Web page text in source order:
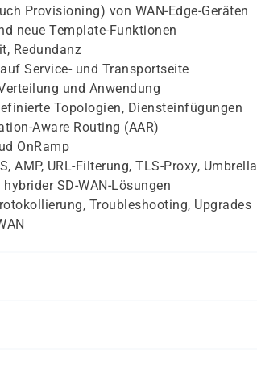
Provisioning) von WAN-Edge-Geräten
neue Template-Funktionen
Redundanz
Service- und Transportseite
und Anwendung
Topologien, Diensteinfügungen
Aware Routing (AAR)
OnRamp
AMP, URL-Filterung, TLS-Proxy, Umbrella
SD-WAN-Lösungen
Troubleshooting, Upgrades